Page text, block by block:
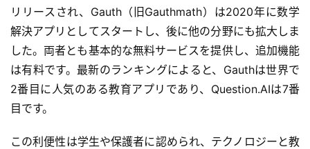
リリースされ、Gauth（旧Gauthmath）は2020年に数学
解決アプリとしてスタートし、後に他の分野にも拡大しま
した。両者とも基本的な無料サービスを提供し、追加機能
は有料です。最新のランキングによると、Gauthは世界で
2番目に人気のある教育アプリであり、Question.AIは7番
目です。
この利便性は学生や保護者に認められ、テクノロジーと教